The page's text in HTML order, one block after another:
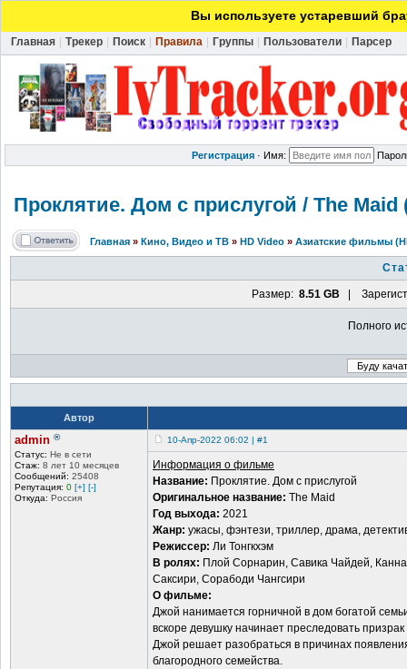
Вы используете устаревший
Главная Трекер Поиск Правила Группы Пользователи Парсер
Регистрация · Имя:
Проклятие. Дом с прислугой / The Maid
Главная » Кино, Видео и ТВ » HD Video » Азиатские фильмы
Размер: 8.51 GB |
Полного
Автор
admin ®
Статус: Не в сети
Стаж: 8 лет 10 месяцев
Сообщений: 25408
Репутация: 0 [+] [-]
Откуда: Россия
10-Апр-2022 06:02 | #1
Информация о фильме
Название: Проклятие. Дом с прислугой
Оригинальное название: The Maid
Год выхода: 2021
Жанр: ужасы, фэнтези, триллер, драма,
Режиссер: Ли Тонгкхэм
В ролях: Плой Сорнарин, Савика Чайдей,
Саксири, Сорабоди Чангсири
О фильме:
Джой нанимается горничной в дом богатой
вскоре девушку начинает преследовать
Джой решает разобраться в причинах
благородного семейства.